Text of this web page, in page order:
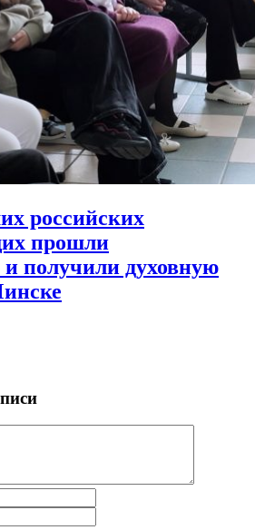
российских
прошли
и получили духовную